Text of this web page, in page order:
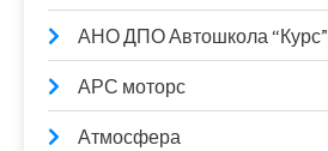
АНО ДПО Автошкола “Курс”
АРС моторс
Атмосфера